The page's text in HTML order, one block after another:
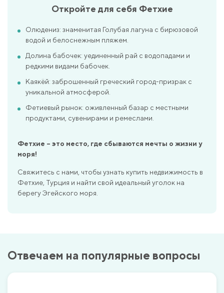
Откройте для себя Фетхие
Олюдениз: знаменитая Голубая лагуна с бирюзовой
водой и белоснежным пляжем.
Долина бабочек: уединенный рай с водопадами и
редкими видами бабочек.
Каякёй: заброшенный греческий город-призрак с
уникальной атмосферой.
Фетиевый рынок: оживленный базар с местными
продуктами, сувенирами и ремеслами.
Фетхие – это место, где сбываются мечты о жизни у
моря!
Свяжитесь с нами, чтобы узнать купить недвижимость в
Фетхие, Турция и найти свой идеальный уголок на
берегу Эгейского моря.
Отвечаем на популярные вопросы